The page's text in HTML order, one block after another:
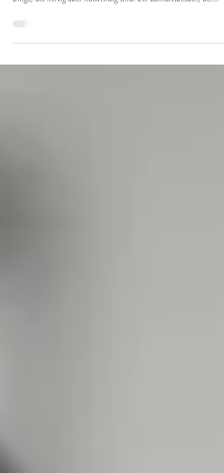
Dinge, die nervig aber notwendig sind. Der Zahnarztbesuch, der...